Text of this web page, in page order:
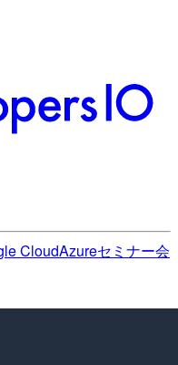
CloudAzureセミナー会